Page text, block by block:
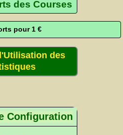
des Courses
pour 1 €
des
Configuration